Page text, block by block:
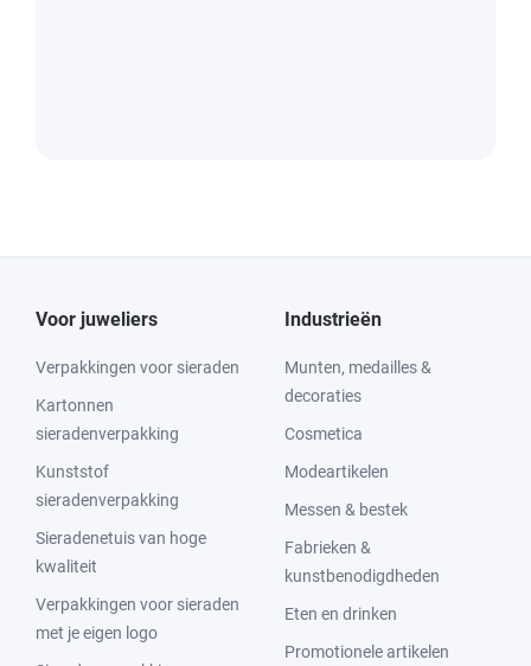
Voor juweliers
Verpakkingen voor sieraden
Kartonnen
sieradenverpakking
Kunststof
sieradenverpakking
Sieradenetuis van hoge
kwaliteit
Verpakkingen voor sieraden
met je eigen logo
Industrieën
Munten, medailles &
decoraties
Cosmetica
Modeartikelen
Messen & bestek
Fabrieken &
kunstbenodigdheden
Eten en drinken
Promotionele artikelen